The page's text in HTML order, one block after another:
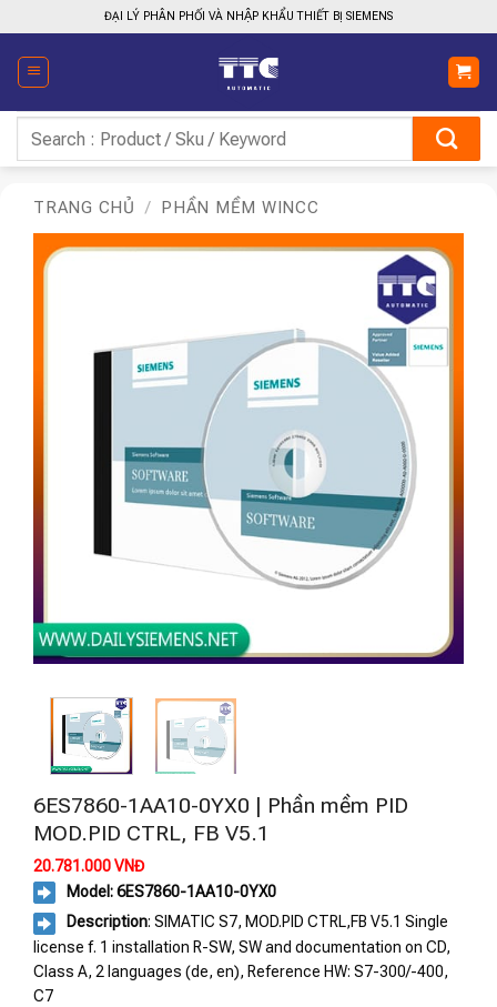
qua
nội
dung
ĐẠI LÝ PHÂN PHỐI VÀ NHẬP KHẨU THIẾT BỊ SIEMENS
kiếm:
TRANG CHỦ / PHẦN MỀM WINCC
6ES7860-1AA10-0YX0 | Phần mềm PID
MOD.PID CTRL, FB V5.1
20.781.000VNĐ
Model: 6ES7860-1AA10-0YX0
Description: SIMATIC S7, MOD.PID CTRL,FB V5.1 Single
license f. 1 installation R-SW, SW and documentation on CD,
Class A, 2 languages (de, en), Reference HW: S7-300/-400,
C7